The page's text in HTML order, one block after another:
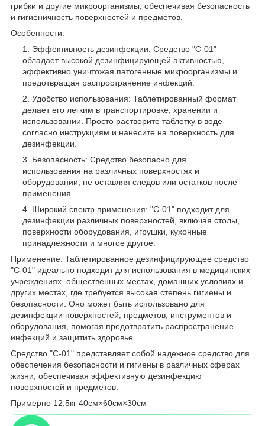
грибки и другие микроорганизмы, обеспечивая безопасность
и гигиеничность поверхностей и предметов.
Особенности:
Эффективность дезинфекции: Средство "С-01"
обладает высокой дезинфицирующей активностью,
эффективно уничтожая патогенные микроорганизмы и
предотвращая распространение инфекций.
Удобство использования: Таблетированный формат
делает его легким в транспортировке, хранении и
использовании. Просто растворите таблетку в воде
согласно инструкциям и нанесите на поверхность для
дезинфекции.
Безопасность: Средство безопасно для
использования на различных поверхностях и
оборудовании, не оставляя следов или остатков после
применения.
Широкий спектр применения: "С-01" подходит для
дезинфекции различных поверхностей, включая столы,
поверхности оборудования, игрушки, кухонные
принадлежности и многое другое.
Применение: Таблетированное дезинфицирующее средство
"С-01" идеально подходит для использования в медицинских
учреждениях, общественных местах, домашних условиях и
других местах, где требуется высокая степень гигиены и
безопасности. Оно может быть использовано для
дезинфекции поверхностей, предметов, инструментов и
оборудования, помогая предотвратить распространение
инфекций и защитить здоровье.
Средство "С-01" представляет собой надежное средство для
обеспечения безопасности и гигиены в различных сферах
жизни, обеспечивая эффективную дезинфекцию
поверхностей и предметов.
Примерно 12,5кг 40см×60см×30см